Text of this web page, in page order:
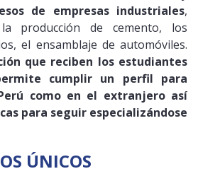
de empresas industriales,
producción de cemento, los
el ensamblaje de automóviles.
que reciben los estudiantes
cumplir un perfil para
como en el extranjero así
para seguir especializándose
ÚNICOS